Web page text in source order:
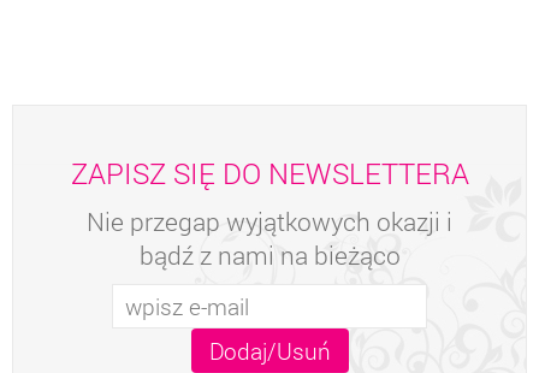
ZAPISZ SIĘ DO NEWSLETTERA
Nie przegap wyjątkowych okazji i
bądź z nami na bieżąco